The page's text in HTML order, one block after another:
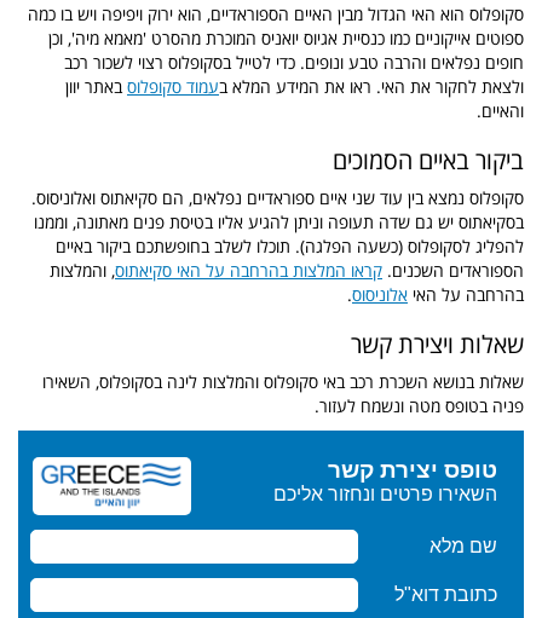
סקופלוס הוא האי הגדול מבין האיים הספוראדיים, הוא ירוק ויפיפה ויש בו כמה
ספוטים אייקוניים כמו כנסיית אגיוס יואניס המוכרת מהסרט 'מאמא מיה', וכן
חופים נפלאים והרבה טבע ונופים. כדי לטייל בסקופלוס רצוי לשכור רכב
ולצאת לחקור את האי. ראו את המידע המלא בעמוד סקופלוסבאתר יוון
והאיים.
ביקור באיים הסמוכים
סקופלוס נמצא בין עוד שני איים ספוראדיים נפלאים, הם סקיאתוס ואלוניסוס.
בסקיאתוס יש גם שדה תעופה וניתן להגיע אליו בטיסת פנים מאתונה, וממנו
להפליג לסקופלוס (כשעה הפלגה). תוכלו לשלב בחופשתכם ביקור באיים
הספוראדים השכנים. קראו המלצות בהרחבה על האי סקיאתוס, והמלצות
בהרחבה על האי אלוניסוס.
שאלות ויצירת קשר
שאלות בנושא השכרת רכב באי סקופלוס והמלצות לינה בסקופלוס, השאירו
פניה בטופס מטה ונשמח לעזור.